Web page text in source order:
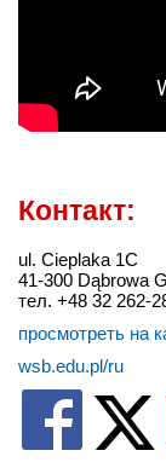
Контакт:
ul. Cieplaka 1C
41-300 Dąbrowa
тел. +48 32 262-
просмотреть на
wsb.edu.pl/ru